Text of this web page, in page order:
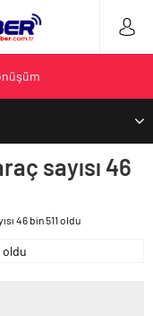
| Kars Haber
sayısı 46
46 bin 511 oldu